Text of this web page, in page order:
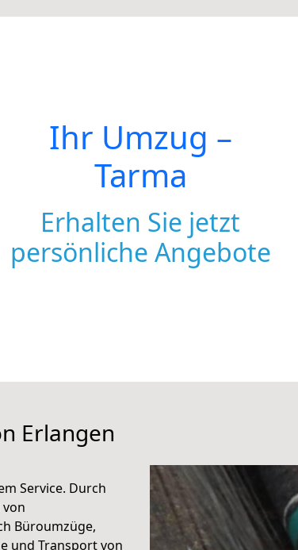
Ihr Umzug –
Tarma
Erhalten Sie jetzt
persönliche Angebote
Erlangen
Service. Durch
Büroumzüge,
und Transport von